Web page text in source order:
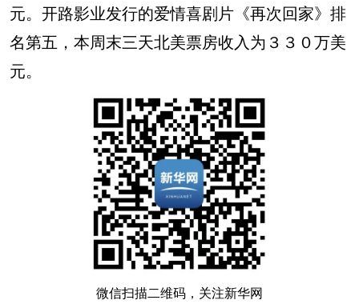
元。开路影业发行的爱情喜剧片《再次回家》排
名第五，本周末三天北美票房收入为３３０万美
元。
微信扫描二维码，关注新华网